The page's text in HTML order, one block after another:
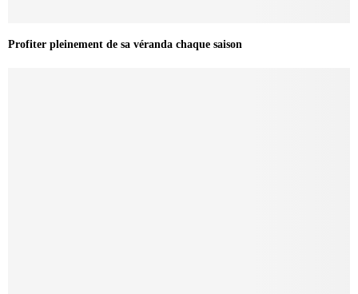
Profiter pleinement de sa véranda chaque saison